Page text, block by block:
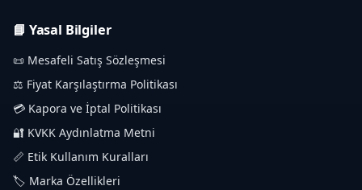
📘 Yasal Bilgiler
📜 Mesafeli Satış Sözleşmesi
⚖️ Fiyat Karşılaştırma Politikası
💳 Kapora ve İptal Politikası
🔐 KVKK Aydınlatma Metni
📏 Etik Kullanım Kuralları
🏷️ Marka Özellikleri